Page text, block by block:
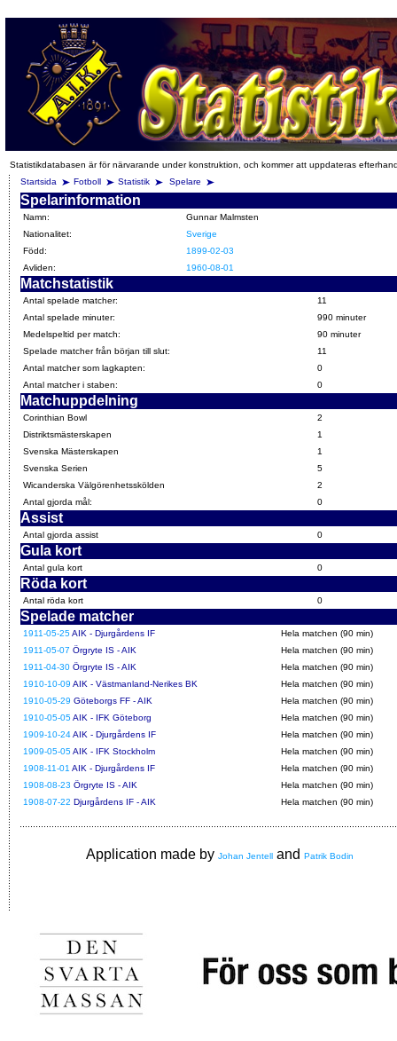
Statistikdatabasen är för närvarande under konstruktion, och kommer att uppdateras
Startsida
Fotboll Statistik Spelare
Spelarinformation
Namn:
Gunnar Malmsten
Nationalitet:
Sverige
Född:
1899-02-03
Avliden:
1960-08-01
Matchstatistik
Antal spelade matcher:
11
Antal spelade minuter:
990 minuter
Medelspeltid per match:
90 minuter
Spelade matcher från början till slut:
11
Antal matcher som lagkapten:
0
Antal matcher i staben:
0
Matchuppdelning
Corinthian Bowl
2
Distriktsmästerskapen
1
Svenska Mästerskapen
1
Svenska Serien
5
Wicanderska Välgörenhetsskölden
2
Antal gjorda mål:
0
Assist
Antal gjorda assist 0
Gula kort
Antal gula kort 0
Röda kort
Antal röda kort 0
Spelade matcher
1911-05-25AIK - Djurgårdens IF
Hela matchen (90 min)
1911-05-07 Örgryte IS - AIK
Hela matchen (90 min)
1911-04-30 Örgryte IS - AIK
Hela matchen (90 min)
1910-10-09 AIK - Västmanland-Nerikes BK
Hela matchen (90 min)
1910-05-29 Göteborgs FF - AIK
Hela matchen (90 min)
1910-05-05AIK - IFK Göteborg
Hela matchen (90 min)
1909-10-24AIK - Djurgårdens IF
Hela matchen (90 min)
1909-05-05AIK - IFK Stockholm
Hela matchen (90 min)
1908-11-01 AIK - Djurgårdens IF
Hela matchen (90 min)
1908-08-23 Örgryte IS - AIK
Hela matchen (90 min)
1908-07-22 Djurgårdens IF - AIK Hela matchen (90 min)
Application made by Johan Jentell and Patrik Bodin